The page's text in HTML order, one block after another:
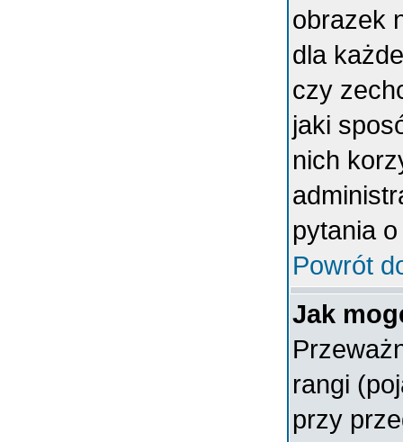
obrazek
dla
czy
jaki
nich
pytania
Powrót
Jak
rangi
przy